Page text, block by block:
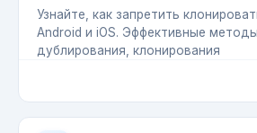
Узнайте, как запретить
Android и iOS. Эффективные
дублирования, клонирования